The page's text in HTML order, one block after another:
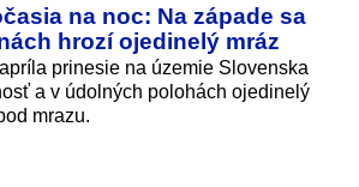
na noc: Na západe sa
hrozí ojedinelý mráz
prinesie na územie Slovenska
a v údolných polohách ojedinelý
mrazu.